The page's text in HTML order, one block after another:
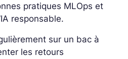
pratiques MLOps et
responsable.
sur un bac à
les retours